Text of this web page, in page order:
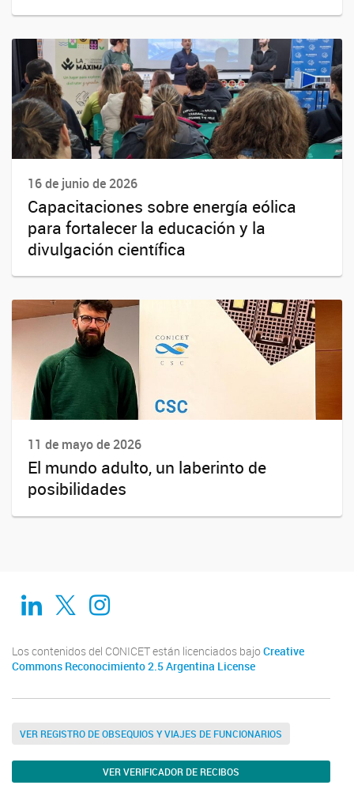
16 de junio de 2026
Capacitaciones sobre energía eólica
para fortalecer la educación y la
divulgación científica
11 de mayo de 2026
El mundo adulto, un laberinto de
posibilidades
Linkedin
TwitterInstagram
Los contenidos del CONICET están licenciados bajo Creative
Commons Reconocimiento 2.5 Argentina License
VER REGISTRO DE OBSEQUIOS Y VIAJES DE FUNCIONARIOS
VER VERIFICADOR DE RECIBOS